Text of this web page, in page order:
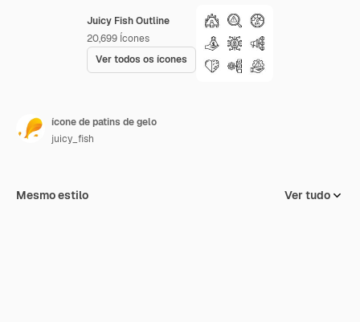
Juicy Fish Outline
20,699 Ícones
Ver todos os ícones
ícone de patins de gelo
juicy_fish
Mesmo estilo Ver tudo